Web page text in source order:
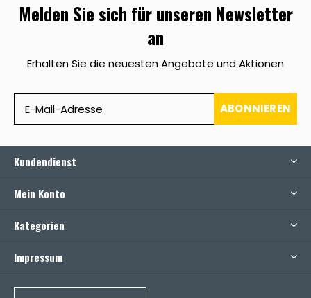
Melden Sie sich für unseren Newsletter
an
Erhalten Sie die neuesten Angebote und Aktionen
ABONNIEREN
Kundendienst
Mein Konto
Kategorien
Impressum